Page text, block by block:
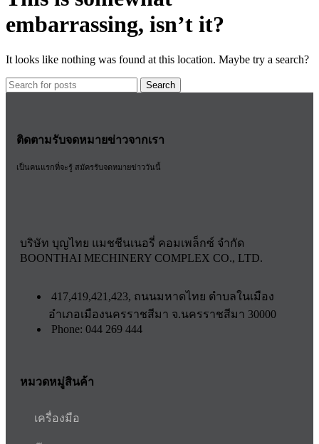
embarrassing, isn’t it?
It looks like nothing was found at this location. Maybe try a search?
Search
ติดตามรับจดหมายข่าวจากเรา
เป็นคนแรกที่จะรู้ สมัครรับจดหมายข่าววันนี้
บริษัท บุญไทย แมชชีนเนอรี่ คอมเพล็กซ์ จำกัด
BOONTHAI MECHINERY COMPLEX CO., LTD.
417,419,421,423, ถนนมหาดไทย ตำบลในเมือง
อำเภอเมืองนครราชสีมา จ.นครราชสีมา 30000
Phone: 044 269 444
หมวดหมู่สินค้า
เครื่องมือ